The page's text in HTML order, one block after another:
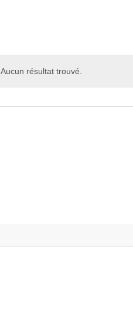
Aucun résultat trouvé.